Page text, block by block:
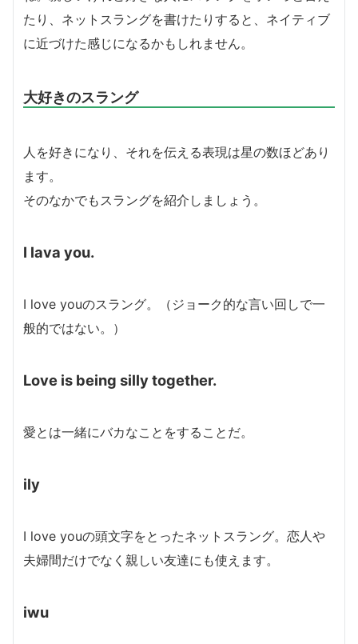
たり、ネットスラングを書けたりすると、ネイティブ
に近づけた感じになるかもしれません。
大好きのスラング
人を好きになり、それを伝える表現は星の数ほどあり
ます。
そのなかでもスラングを紹介しましょう。
I lava you.
I love youのスラング。（ジョーク的な言い回しで一
般的ではない。）
Love is being silly together.
愛とは一緒にバカなことをすることだ。
ily
I love youの頭文字をとったネットスラング。恋人や
夫婦間だけでなく親しい友達にも使えます。
iwu